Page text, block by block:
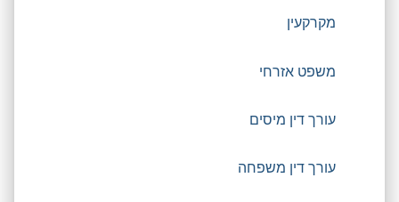
מקרקעין
משפט אזרחי
עורך דין מיסים
עורך דין משפחה